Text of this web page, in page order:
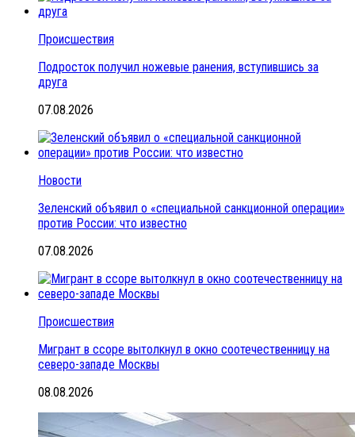
Происшествия
Подросток получил ножевые ранения, вступившись за
друга
07.08.2026
Новости
Зеленский объявил о «специальной санкционной операции»
против России: что известно
07.08.2026
Происшествия
Мигрант в ссоре вытолкнул в окно соотечественницу на
северо-западе Москвы
08.08.2026